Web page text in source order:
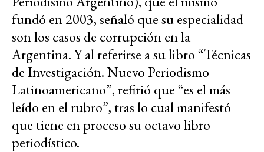
fundó en 2003, señaló que su especialidad
son los casos de corrupción en la
Argentina. Y al referirse a su libro “Técnicas
de Investigación. Nuevo Periodismo
Latinoamericano”, refirió que “es el más
leído en el rubro”, tras lo cual manifestó
que tiene en proceso su octavo libro
periodístico.